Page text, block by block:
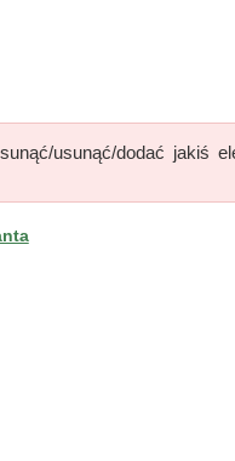
usunąć/dodać jakiś